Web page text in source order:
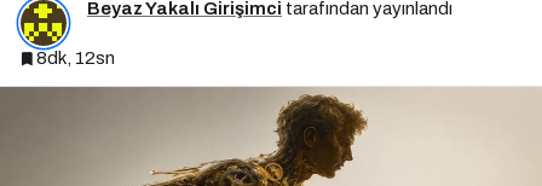
Beyaz Yakalı Girişimci tarafından yayınlandı
8dk, 12sn